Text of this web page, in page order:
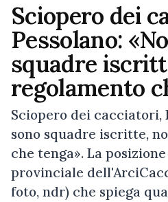
Sciopero dei
Pessolano:
squadre
regolamento
Sciopero dei cacciatori,
sono squadre iscritte,
che tenga». La
provinciale
foto, ndr) che spiega